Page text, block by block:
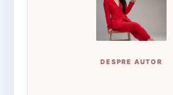
DESPRE AUTOR